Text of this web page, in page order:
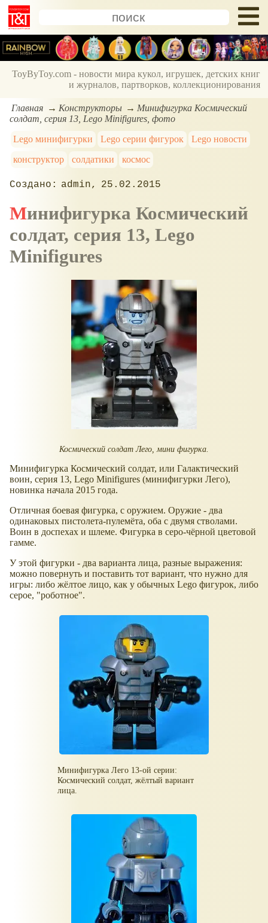
ToyByToy.com - новости мира кукол, игрушек, детских книг
и журналов, партворков, коллекционирования
Главная Конструкторы
Минифигурка Космический
солдат, серия 13, Lego Minifigures, фото
Lego минифигурки
Lego серии фигурок
Lego новости
конструктор
солдатики космос
admin 25.02.2015
Минифигурка Космический
солдат, серия 13, Lego
Minifigures
Космический солдат Лего, мини фигурка.
Минифигурка Космический солдат, или Галактический
воин, серия 13, Lego Minifigures (минифигурки Лего),
новинка начала 2015 года.
Отличная боевая фигурка, с оружием. Оружие - два
одинаковых пистолета-пулемёта, оба с двумя стволами.
Воин в доспехах и шлеме. Фигурка в серо-чёрной цветовой
гамме.
У этой фигурки - два варианта лица, разные выражения:
можно повернуть и поставить тот вариант, что нужно для
игры: либо жёлтое лицо, как у обычных Lego фигурок, либо
серое, "роботное".
Минифигурка Лего 13-ой серии:
Космический солдат, жёлтый вариант
лица.